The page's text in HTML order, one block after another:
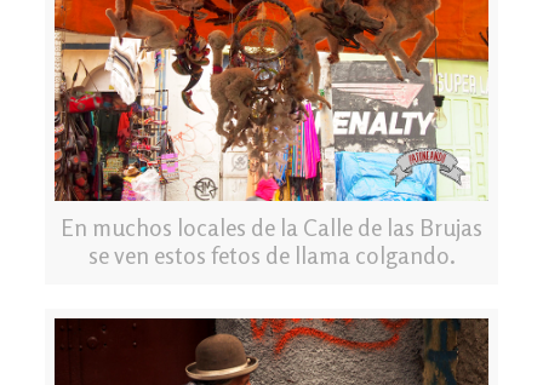
En muchos locales de la Calle de las Brujas
se ven estos fetos de llama colgando.